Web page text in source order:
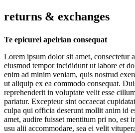
returns & exchanges
Te epicurei apeirian consequat
Lorem ipsum dolor sit amet, consectetur
eiusmod tempor incididunt ut labore et
enim ad minim veniam, quis nostrud
ut aliquip ex ea commodo consequat.
reprehenderit in voluptate velit esse
pariatur. Excepteur sint occaecat
culpa qui officia deserunt mollit anim id
amet, audire fuisset mentitum pri no, est
usu alii accommodare, sea ei velit